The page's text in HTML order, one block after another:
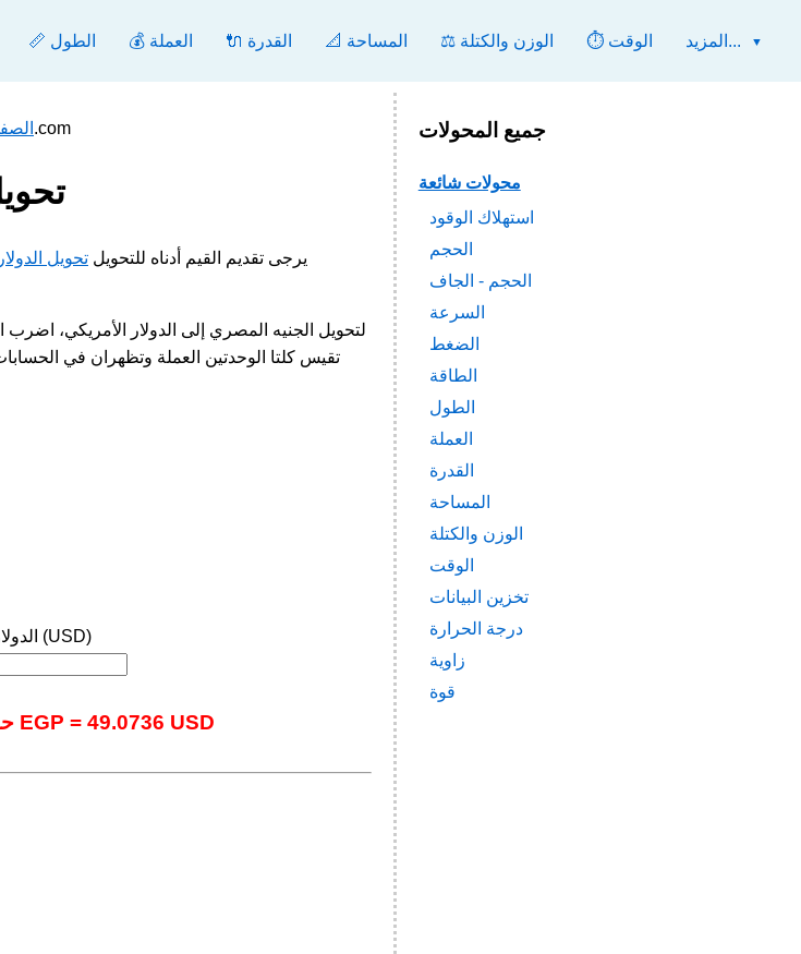
📏 الطول 💰 العملة 🔌 القدرة 📐 المساحة ⚖️ الوزن والكتلة ⏱️ الوقت المزيد...
تحويل الجنيه المصري إلى الدولار الأمريكي - محول.com
مثال الجنيه المصري [EGP] إلى الدولار الأمريكي [USD], يرجى تقديم القيم أدناه للتحويل تحويل
الدولار الأمريكي (USD)
حول الوحدات على الفور باستخدام أداتنا المتقدمة عبر الإنترنت.: 1 EGP = 49.0736 USD
جميع المحولات
محولات شائعة
استهلاك الوقود
الحجم
الحجم - الجاف
السرعة
الضغط
الطاقة
الطول
العملة
القدرة
المساحة
الوزن والكتلة
الوقت
تخزين البيانات
درجة الحرارة
زاوية
قوة